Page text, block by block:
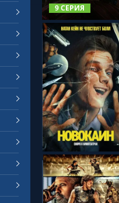
9 СЕРИЯ
СМОТРЕТЬ ОНЛАЙН